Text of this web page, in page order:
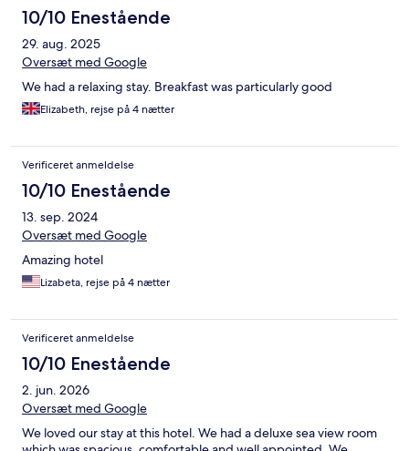
10/10 Enestående
29. aug. 2025
Oversæt med Google
We had a relaxing stay. Breakfast was particularly good
Elizabeth, rejse på 4 nætter
Verificeret anmeldelse
10/10 Enestående
13. sep. 2024
Oversæt med Google
Amazing hotel
Lizabeta, rejse på 4 nætter
Verificeret anmeldelse
10/10 Enestående
2. jun. 2026
Oversæt med Google
We loved our stay at this hotel. We had a deluxe sea view room